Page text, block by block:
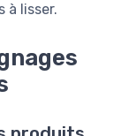
à lisser.